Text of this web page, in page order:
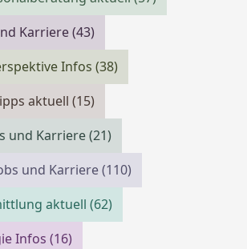
Karriere(43)
Infos(38)
aktuell(15)
und Karriere(21)
und Karriere(110)
aktuell(62)
Infos(16)